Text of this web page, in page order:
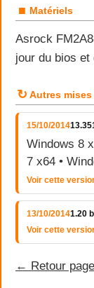
■ Matériels
Asrock
jour du bios
↻ Autres
15/10/2014
Windows 8
7 x64 •
Voir cette
13/10/20141.20
Voir cette
← Retour